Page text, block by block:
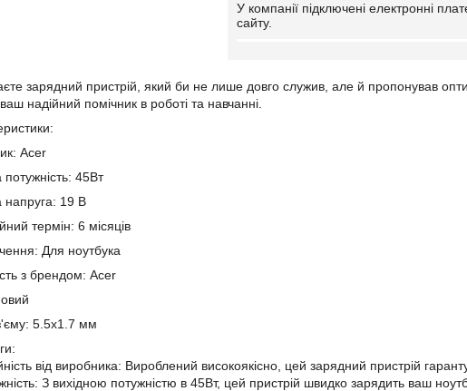
У компанії підключені електронні
сайту.
зарядний пристрій, який би не лише довго служив, але й пропонував
надійний помічник в роботі та навчанні.
Acer
потужність: 45Вт
напруга: 19 В
термін: 6 місяців
Для ноутбука
з брендом: Acer
5.5x1.7 мм
від виробника: Вироблений високоякісно, цей зарядний пристрій
З вихідною потужністю в 45Вт, цей пристрій швидко зарядить ваш